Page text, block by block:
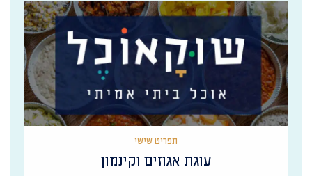
תפריט שישי
עוגת אגוזים וקינמון